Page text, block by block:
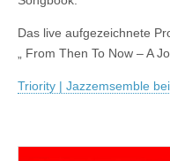
Das live aufgezeichnete
„ From Then To Now – A
Triority | Jazzemsemble